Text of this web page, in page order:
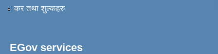
कर तथा शुल्कहरु
EGov services